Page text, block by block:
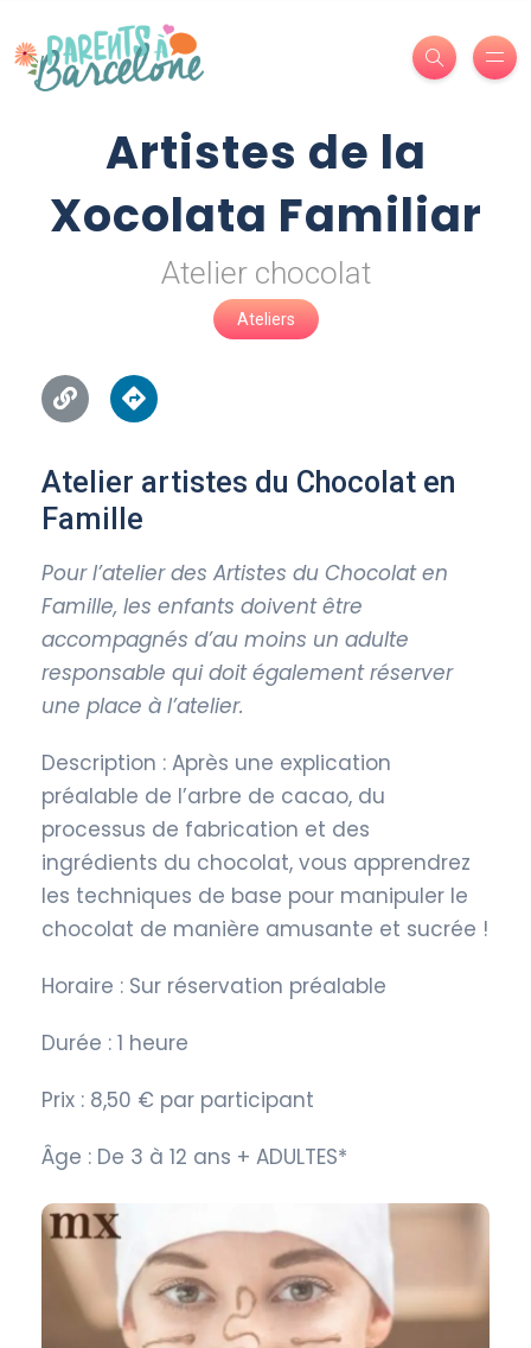
Artistes de la
Xocolata Familiar
Atelier chocolat
Ateliers
Atelier artistes du Chocolat en
Famille
Pour l’atelier des Artistes du Chocolat en
Famille, les enfants doivent être
accompagnés d’au moins un adulte
responsable qui doit également réserver
une place à l’atelier.
Description : Après une explication
préalable de l’arbre de cacao, du
processus de fabrication et des
ingrédients du chocolat, vous apprendrez
les techniques de base pour manipuler le
chocolat de manière amusante et sucrée !
Horaire : Sur réservation préalable
Durée : 1 heure
Prix : 8,50 € par participant
Âge : De 3 à 12 ans + ADULTES*